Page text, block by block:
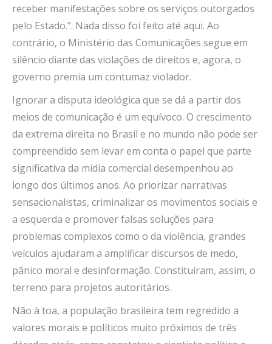
receber manifestações sobre os serviços outorgados
pelo Estado.”. Nada disso foi feito até aqui. Ao
contrário, o Ministério das Comunicações segue em
silêncio diante das violações de direitos e, agora, o
governo premia um contumaz violador.
Ignorar a disputa ideológica que se dá a partir dos
meios de comunicação é um equívoco. O crescimento
da extrema direita no Brasil e no mundo não pode ser
compreendido sem levar em conta o papel que parte
significativa da mídia comercial desempenhou ao
longo dos últimos anos. Ao priorizar narrativas
sensacionalistas, criminalizar os movimentos sociais e
a esquerda e promover falsas soluções para
problemas complexos como o da violência, grandes
veículos ajudaram a amplificar discursos de medo,
pânico moral e desinformação. Constituíram, assim, o
terreno para projetos autoritários.
Não à toa, a população brasileira tem regredido a
valores morais e políticos muito próximos de três